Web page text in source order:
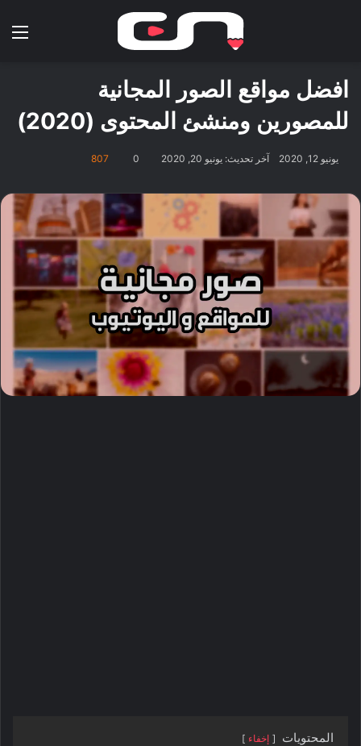
افضل مواقع الصور المجانية
للمصورين ومنشئ المحتوى (2020)
يونيو 12, 2020 آخر تحديث: يونيو 20, 2020 0
807
المحتويات إخفاء